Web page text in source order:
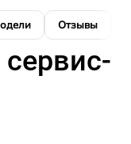
Отзывы